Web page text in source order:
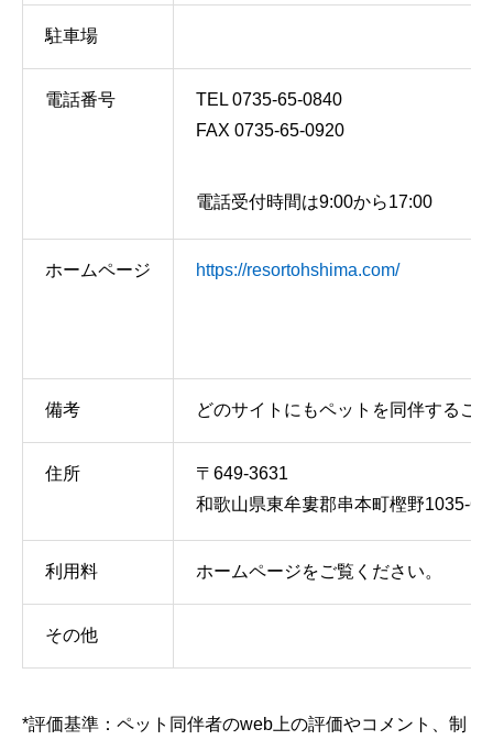
駐車場
電話番号
TEL 0735-65-0840
FAX 0735-65-0920
電話受付時間は9:00から17:00
ホームページ https://resortohshima.com/
備考 どのサイトにもペットを同伴するこ
住所
〒649-3631
和歌山県東牟婁郡串本町樫野1035‐6
利用料 ホームページをご覧ください。
その他
*評価基準：ペット同伴者のweb上の評価やコメント、制